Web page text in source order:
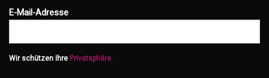
E-Mail-Adresse
Wir schützen Ihre Privatsphäre.